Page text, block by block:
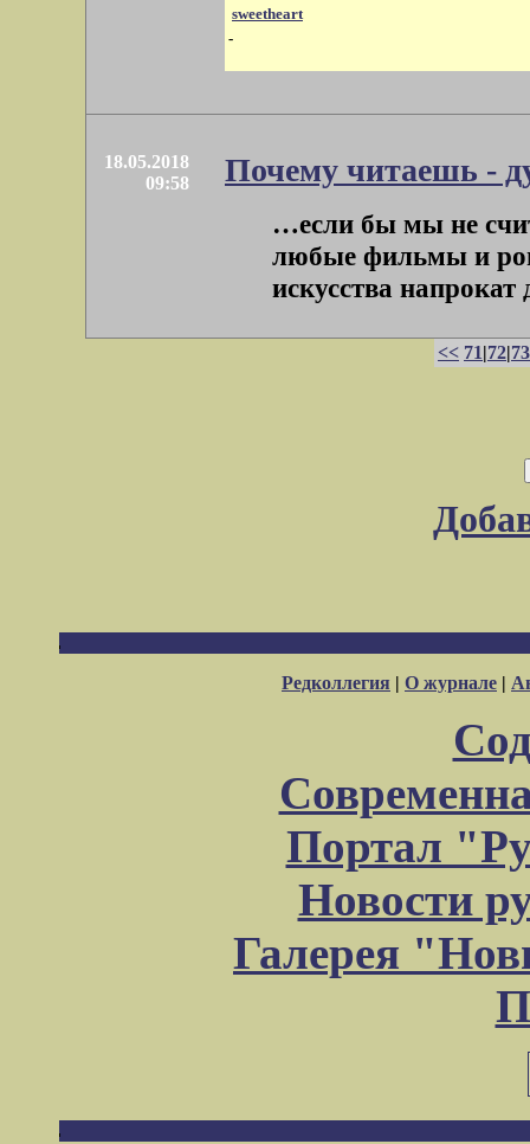
sweetheart
-
18.05.2018
09:58
Почему читаешь -
…если бы мы не
любые фильмы и
искусства
<< 71|72|73
Редколлегия | О журнале |
Портал
Новости
Галерея